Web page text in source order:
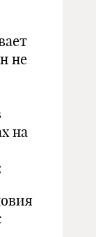
не
на